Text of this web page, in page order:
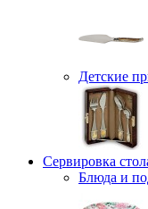
Детские
Сервировка
Блюда и